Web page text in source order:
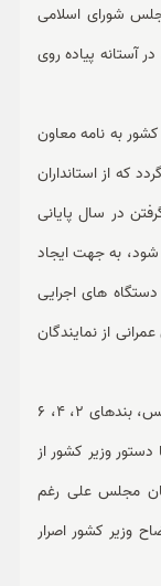
شورای اسلامی
آستانه پیاده روی
به نامه معاون
که از استانداران
در سال پایانی
شود، به جهت ایجاد
های اجرایی
از نمایندگان
با این حال به گفته محمد باقر قالیباف رئیس مجلس، بندهای 2، 4، 6
دستور وزیر کشور از
مجلس علی رغم
وزیر کشور اصرار